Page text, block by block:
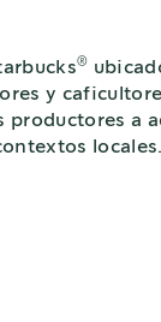
®
y
productores
locales.